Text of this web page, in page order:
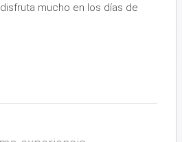
mucho en los días de